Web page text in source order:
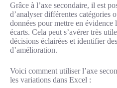
Grâce à l’axe secondaire, il est
d’analyser différentes catégories
données pour mettre en évidence
écarts. Cela peut s’avérer très
décisions éclairées et identifier
d’amélioration.
Voici comment utiliser l’axe
les variations dans Excel :